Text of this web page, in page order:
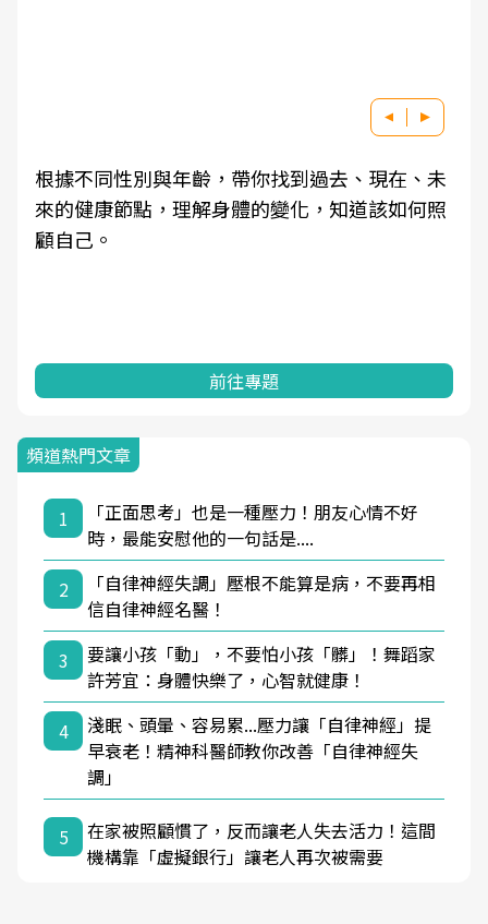
根據不同性別與年齡，帶你找到過去、現在、未
來的健康節點，理解身體的變化，知道該如何照
顧自己。
前往專題
頻道熱門文章
1
「正面思考」也是一種壓力！朋友心情不好
時，最能安慰他的一句話是....
2
「自律神經失調」壓根不能算是病，不要再相
信自律神經名醫！
3
要讓小孩「動」，不要怕小孩「髒」！舞蹈家
許芳宜：身體快樂了，心智就健康！
4
淺眠、頭暈、容易累...壓力讓「自律神經」提
早衰老！精神科醫師教你改善「自律神經失
調」
5
在家被照顧慣了，反而讓老人失去活力！這間
機構靠「虛擬銀行」讓老人再次被需要